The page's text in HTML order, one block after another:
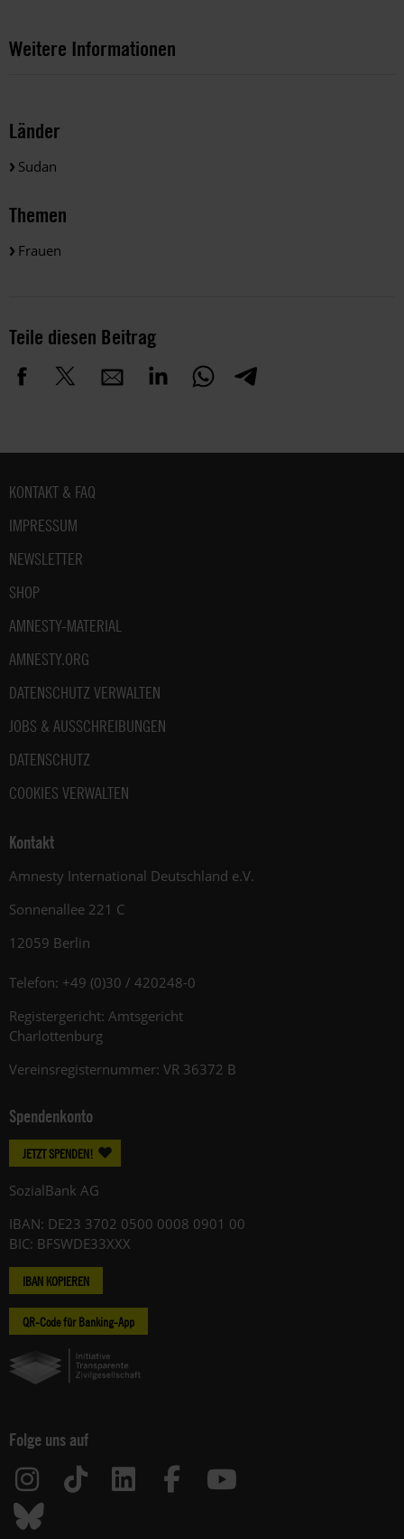
Weitere Informationen
Länder
Sudan
Themen
Frauen
Teile diesen Beitrag
Fußbereich
KONTAKT & FAQ
IMPRESSUM
NEWSLETTER
SHOP
AMNESTY-MATERIAL
AMNESTY.ORG
DATENSCHUTZ VERWALTEN
JOBS & AUSSCHREIBUNGEN
DATENSCHUTZ
COOKIES VERWALTEN
Kontakt
Amnesty International Deutschland e.V.
Sonnenallee 221 C
12059 Berlin
Telefon: +49 (0)30 / 420248-0
Registergericht: Amtsgericht
Charlottenburg
Vereinsregisternummer: VR 36372 B
Spendenkonto
JETZT SPENDEN!
SozialBank AG
IBAN: DE23 3702 0500 0008 0901 00
BIC: BFSWDE33XXX
IBAN KOPIEREN
QR-Code für Banking-App
Folge uns auf